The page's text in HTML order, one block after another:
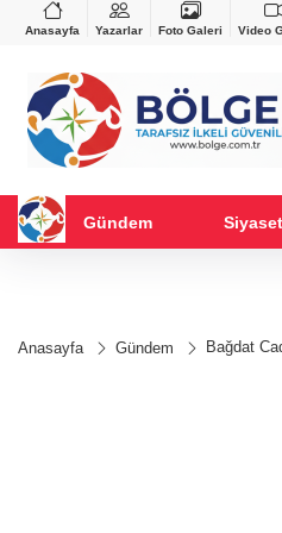
Anasayfa Yazarlar Foto Galeri Video
%0,37
VND
0,0018
%0,17
Gündem Siyaset
Anasayfa Gündem Bağdat